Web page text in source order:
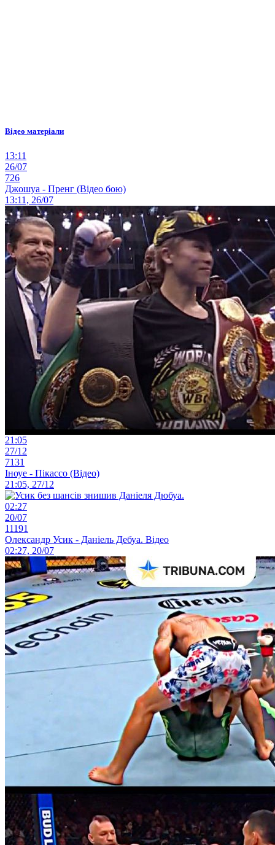
Відео матеріали
13:11
26/07
726
Джошуа - Пренг (Відео бою)
13:11, 26/07
21:05
27/12
7131
Іноуе - Пікассо (Відео)
21:05, 27/12
02:27
20/07
11191
Олександр Усик - Даніель Дебуа. Відео
02:27, 20/07